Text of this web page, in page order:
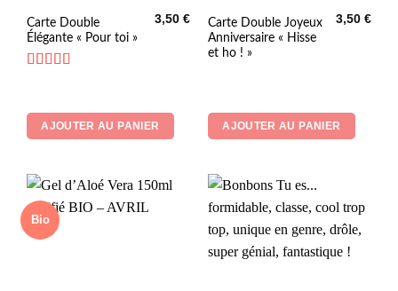
Carte Double
Élégante « Pour toi »
3,50€
AJOUTER AU PANIER
Carte Double Joyeux
Anniversaire « Hisse
et ho ! »
3,50€
AJOUTER AU PANIER
Bio